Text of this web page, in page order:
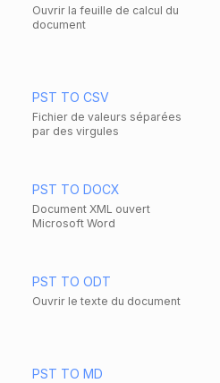
Ouvrir la feuille de calcul du
document
PST TO CSV
Fichier de valeurs séparées
par des virgules
PST TO DOCX
Document XML ouvert
Microsoft Word
PST TO ODT
Ouvrir le texte du document
PST TO MD